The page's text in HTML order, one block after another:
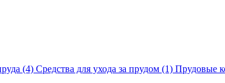
(4) Средства для ухода за прудом (1) Прудовые